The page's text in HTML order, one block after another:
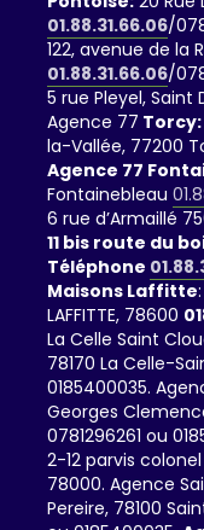
01.88.31.66.06/
122, avenue de la
01.88.31.66.06/
5 rue Pleyel, Saint
Agence 77 Torcy:
la-Vallée, 77200
Agence 77
Fontainebleau
6 rue d’Armaillé
11 bis route du
Téléphone
Maisons Laffitte
LAFFITTE, 78600
La Celle Saint
78170 La Celle-
0185400035.
Georges
0781296261 ou
2-12 parvis
78000. Agence
Pereire, 78100